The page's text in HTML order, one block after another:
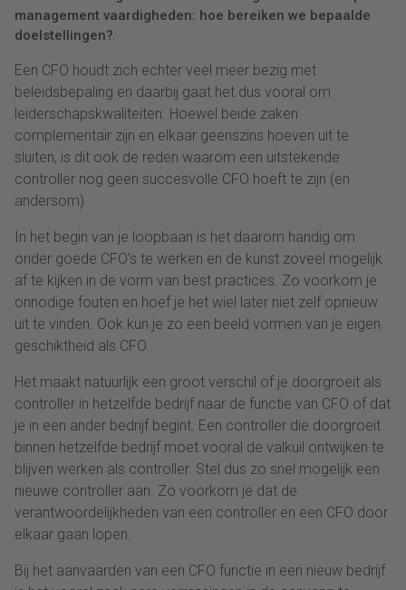
management vaardigheden: hoe bereiken we bepaalde
doelstellingen?
Een CFO houdt zich echter veel meer bezig met
beleidsbepaling en daarbij gaat het dus vooral om
leiderschapskwaliteiten. Hoewel beide zaken
complementair zijn en elkaar geenszins hoeven uit te
sluiten, is dit ook de reden waarom een uitstekende
controller nog geen succesvolle CFO hoeft te zijn (en
andersom).
In het begin van je loopbaan is het daarom handig om
onder goede CFO’s te werken en de kunst zoveel mogelijk
af te kijken in de vorm van best practices. Zo voorkom je
onnodige fouten en hoef je het wiel later niet zelf opnieuw
uit te vinden. Ook kun je zo een beeld vormen van je eigen
geschiktheid als CFO.
Het maakt natuurlijk een groot verschil of je doorgroeit als
controller in hetzelfde bedrijf naar de functie van CFO of dat
je in een ander bedrijf begint. Een controller die doorgroeit
binnen hetzelfde bedrijf moet vooral de valkuil ontwijken te
blijven werken als controller. Stel dus zo snel mogelijk een
nieuwe controller aan. Zo voorkom je dat de
verantwoordelijkheden van een controller en een CFO door
elkaar gaan lopen.
Bij het aanvaarden van een CFO functie in een nieuw bedrijf